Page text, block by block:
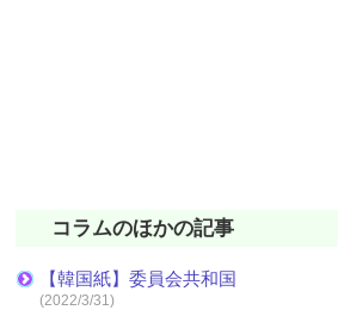
コラムのほかの記事
【韓国紙】委員会共和国
(2022/3/31)